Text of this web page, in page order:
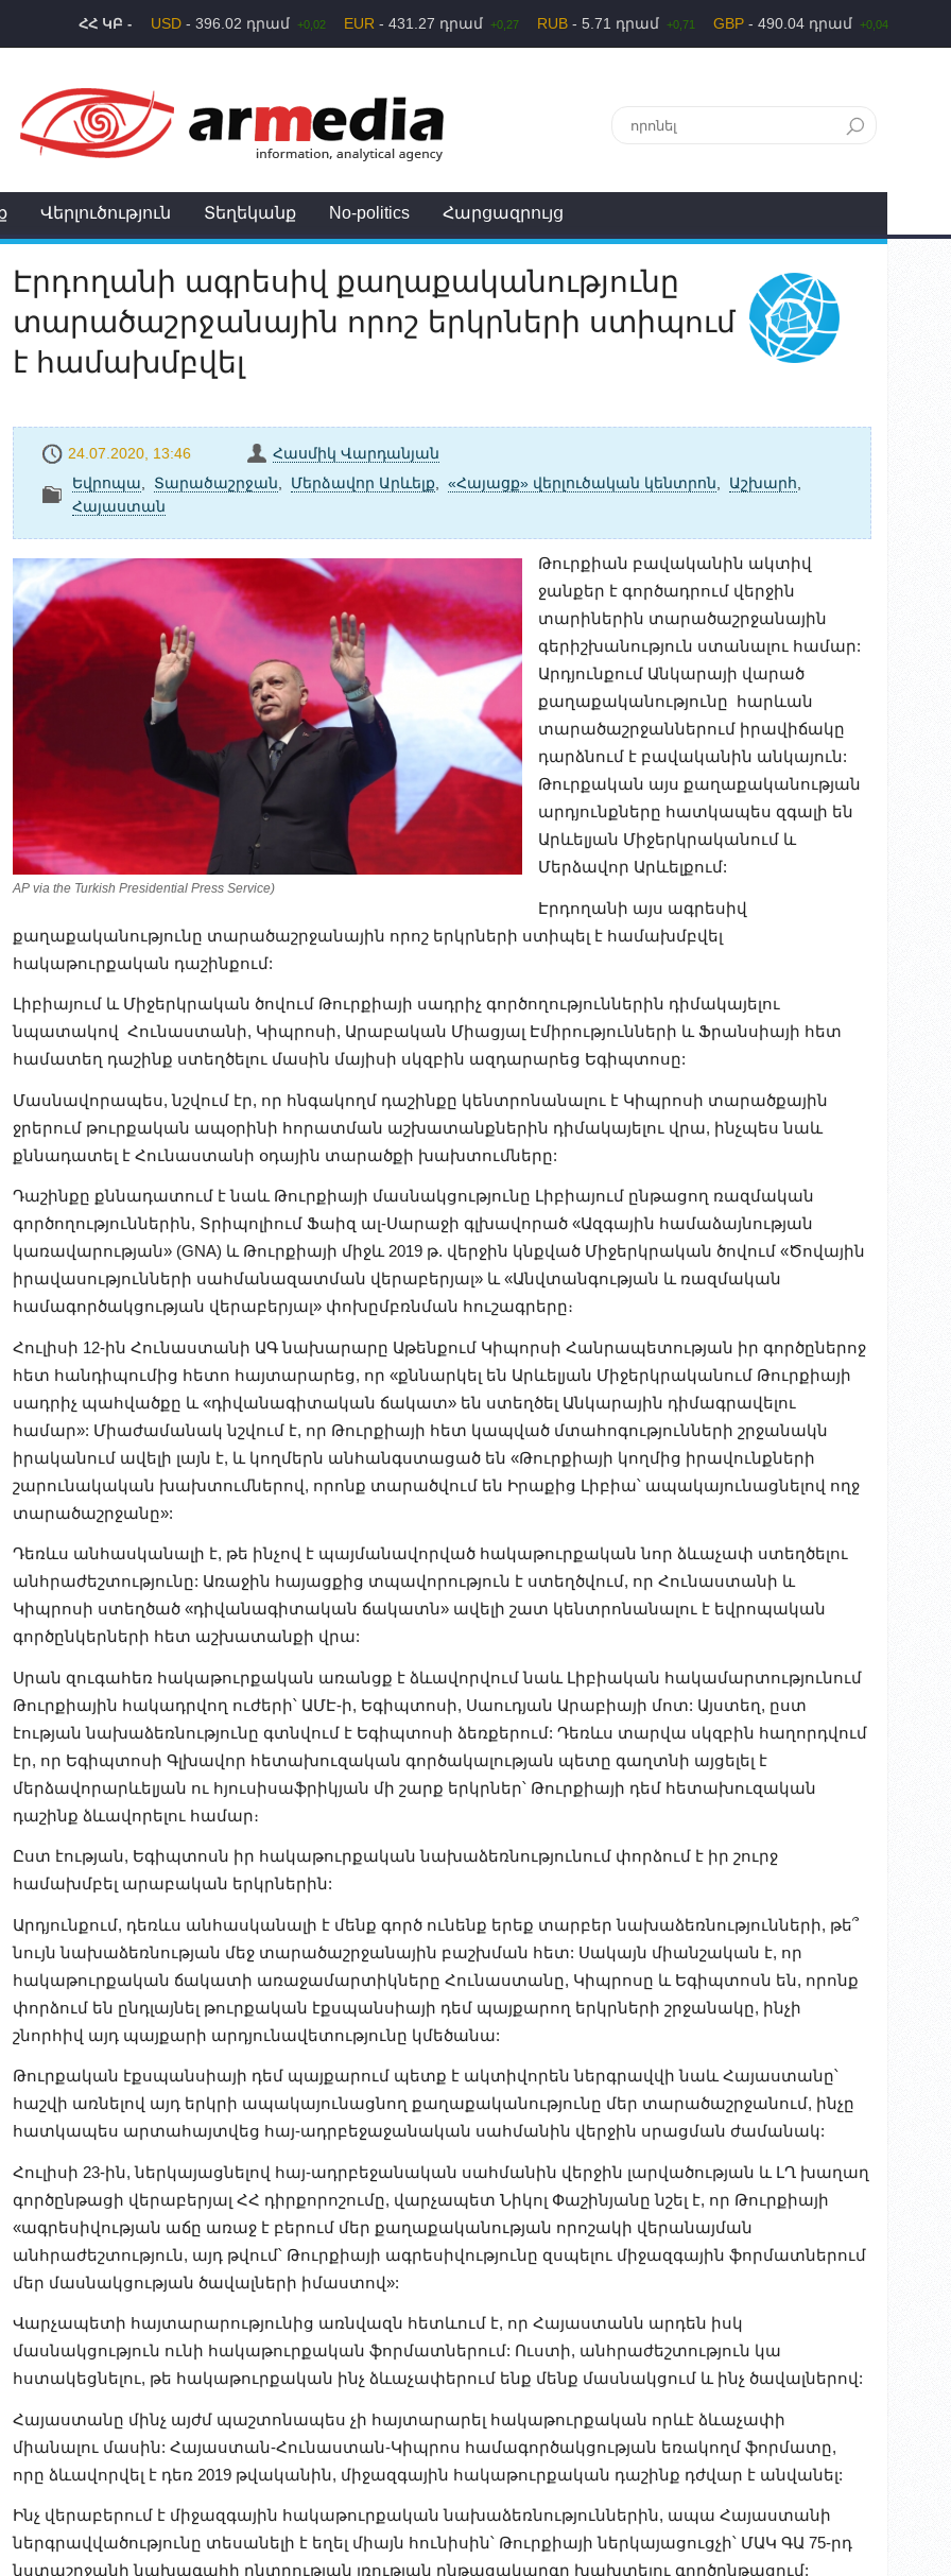
ՀՀ ԿԲ - USD - 396.02 դրամ +0,02 EUR - 431.27 դրամ +0,27 RUB - 5.71 դրամ +0,71 GBP - 490.04 դրամ +0,04
Վերլուծություն Տեղեկանք No-politics Հարցազրույց
Էրդողանի ագրեսիվ քաղաքականությունը
տարածաշրջանային որոշ երկրների ստիպում
է համախմբվել
24.07.2020, 13:46
Հասմիկ Վարդանյան
Եվրոպա
Տարածաշրջան Մերձավոր Արևելք «Հայացք» վերլուծական կենտրոն Աշխարհ
Հայաստան
AP via the Turkish Presidential Press Service)
Թուրքիան բավականին ակտիվ
ջանքեր է գործադրում վերջին
տարիներին տարածաշրջանային
գերիշխանություն ստանալու համար:
Արդյունքում Անկարայի վարած
քաղաքականությունը հարևան
տարածաշրջաններում իրավիճակը
դարձնում է բավականին անկայուն:
Թուրքական այս քաղաքականության
արդյունքները հատկապես զգալի են
Արևելյան Միջերկրականում և
Մերձավոր Արևելքում:
Էրդողանի այս ագրեսիվ
քաղաքականությունը տարածաշրջանային որոշ երկրների ստիպել է համախմբվել
հակաթուրքական դաշինքում:
Լիբիայում և Միջերկրական ծովում Թուրքիայի սադրիչ գործողություններին դիմակայելու
նպատակով Հունաստանի, Կիպրոսի, Արաբական Միացյալ Էմիրությունների և Ֆրանսիայի հետ
համատեղ դաշինք ստեղծելու մասին մայիսի սկզբին ազդարարեց Եգիպտոսը:
Մասնավորապես, նշվում էր, որ հնգակողմ դաշինքը կենտրոնանալու է Կիպրոսի տարածքային
ջրերում թուրքական ապօրինի հորատման աշխատանքներին դիմակայելու վրա, ինչպես նաև
քննադատել է Հունաստանի օդային տարածքի խախտումները:
Դաշինքը քննադատում է նաև Թուրքիայի մասնակցությունը Լիբիայում ընթացող ռազմական
գործողություններին, Տրիպոլիում Ֆաիզ ալ-Սարաջի գլխավորած «Ազգային համաձայնության
կառավարության» (GNA) և Թուրքիայի միջև 2019 թ. վերջին կնքված Միջերկրական ծովում «Ծովային
իրավասությունների սահմանազատման վերաբերյալ» և «Անվտանգության և ռազմական
համագործակցության վերաբերյալ» փոխըմբռնման հուշագրերը։
Հուլիսի 12-ին Հունաստանի ԱԳ նախարարը Աթենքում Կիպորսի Հանրապետության իր գործըներոջ
հետ հանդիպումից հետո հայտարարեց, որ «քննարկել են Արևելյան Միջերկրականում Թուրքիայի
սադրիչ պահվածքը և «դիվանագիտական ճակատ» են ստեղծել Անկարային դիմագրավելու
համար»: Միաժամանակ նշվում է, որ Թուրքիայի հետ կապված մտահոգությունների շրջանակն
իրականում ավելի լայն է, և կողմերն անհանգստացած են «Թուրքիայի կողմից իրավունքների
շարունակական խախտումներով, որոնք տարածվում են Իրաքից Լիբիա՝ ապակայունացնելով ողջ
տարածաշրջանը»:
Դեռևս անհասկանալի է, թե ինչով է պայմանավորված հակաթուրքական նոր ձևաչափ ստեղծելու
անհրաժեշտությունը: Առաջին հայացքից տպավորություն է ստեղծվում, որ Հունաստանի և
Կիպրոսի ստեղծած «դիվանագիտական ճակատն» ավելի շատ կենտրոնանալու է եվրոպական
գործընկերների հետ աշխատանքի վրա:
Սրան զուգահեռ հակաթուրքական առանցք է ձևավորվում նաև Լիբիական հակամարտությունում
Թուրքիային հակադրվող ուժերի՝ ԱՄԷ-ի, Եգիպտոսի, Սաուդյան Արաբիայի մոտ: Այստեղ, ըստ
էության նախաձեռնությունը գտնվում է Եգիպտոսի ձեռքերում: Դեռևս տարվա սկզբին հաղորդվում
էր, որ Եգիպտոսի Գլխավոր հետախուզական գործակալության պետը գաղտնի այցելել է
մերձավորարևելյան ու հյուսիսաֆրիկյան մի շարք երկրներ՝ Թուրքիայի դեմ հետախուզական
դաշինք ձևավորելու համար։
Ըստ էության, Եգիպտոսն իր հակաթուրքական նախաձեռնությունում փորձում է իր շուրջ
համախմբել արաբական երկրներին:
Արդյունքում, դեռևս անհասկանալի է մենք գործ ունենք երեք տարբեր նախաձեռնությունների, թե՞
նույն նախաձեռնության մեջ տարածաշրջանային բաշխման հետ: Սակայն միանշական է, որ
հակաթուրքական ճակատի առաջամարտիկները Հունաստանը, Կիպրոսը և Եգիպտոսն են, որոնք
փորձում են ընդլայնել թուրքական էքսպանսիայի դեմ պայքարող երկրների շրջանակը, ինչի
շնորհիվ այդ պայքարի արդյունավետությունը կմեծանա:
Թուրքական էքսպանսիայի դեմ պայքարում պետք է ակտիվորեն ներգրավվի նաև Հայաստանը՝
հաշվի առնելով այդ երկրի ապակայունացնող քաղաքականությունը մեր տարածաշրջանում, ինչը
հատկապես արտահայտվեց հայ-ադրբեջաջանական սահմանին վերջին սրացման ժամանակ:
Հուլիսի 23-ին, ներկայացնելով հայ-ադրբեջանական սահմանին վերջին լարվածության և ԼՂ խաղաղ
գործընթացի վերաբերյալ ՀՀ դիրքորոշումը, վարչապետ Նիկոլ Փաշինյանը նշել է, որ Թուրքիայի
«ագրեսիվության աճը առաջ է բերում մեր քաղաքականության որոշակի վերանայման
անհրաժեշտություն, այդ թվում՝ Թուրքիայի ագրեսիվությունը զսպելու միջազգային ֆորմատներում
մեր մասնակցության ծավալների իմաստով»:
Վարչապետի հայտարարությունից առնվազն հետևում է, որ Հայաստանն արդեն իսկ
մասնակցություն ունի հակաթուրքական ֆորմատներում: Ուստի, անհրաժեշտություն կա
հստակեցնելու, թե հակաթուրքական ինչ ձևաչափերում ենք մենք մասնակցում և ինչ ծավալներով:
Հայաստանը մինչ այժմ պաշտոնապես չի հայտարարել հակաթուրքական որևէ ձևաչափի
միանալու մասին: Հայաստան-Հունաստան-Կիպրոս համագործակցության եռակողմ ֆորմատը,
որը ձևավորվել է դեռ 2019 թվականին, միջազգային հակաթուրքական դաշինք դժվար է անվանել:
Ինչ վերաբերում է միջազգային հակաթուրքական նախաձեռնություններին, ապա Հայաստանի
ներգրավվածությունը տեսանելի է եղել միայն հունիսին՝ Թուրքիայի ներկայացուցչի՝ ՄԱԿ ԳԱ 75-րդ
նստաշրջանի նախագահի ընտրության լռության ընթացակարգը խախտելու գործընթացում: